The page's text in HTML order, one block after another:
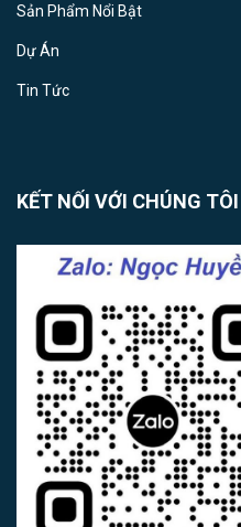
Sản Phẩm Nổi Bật
Dự Án
Tin Tức
KẾT NỐI VỚI CHÚNG TÔI